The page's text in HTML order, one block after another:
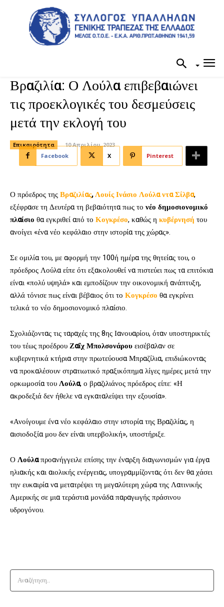
Βραζιλία: Ο Λούλα επιβεβαιώνει
τις προεκλογικές του δεσμεύσεις
μετά την εκλογή του
Επικαιρότητα
10 Απριλίου, 2023
Facebook
X Pinterest
Ο πρόεδρος τηςΒραζιλίας,Λουίς Ινάσιο Λούλα ντα Σίλβα,
εξέφρασε τη Δευτέρα τη βεβαιότητα πως το νέο δημοσιονομικό
πλαίσιο θα εγκριθεί από το Κογκρέσο, καθώς η κυβέρνησή του
ανοίγει «ένα νέο κεφάλαιο στην ιστορία της χώρας».
Σε ομιλία του, με αφορμή την 100ή ημέρα της θητείας του, ο
πρόεδρος Λούλα είπε ότι εξακολουθεί να πιστεύει πως τα επιτόκια
είναι «πολύ υψηλά» και εμποδίζουν την οικονομική ανάπτυξη,
αλλά τόνισε πως είναι βέβαιος ότι το Κογκρέσο θα εγκρίνει
τελικά το νέο δημοσιονομικό πλαίσιο.
Σχολιάζοντας τις ταραχές της 8ης Ιανουαρίου, όταν υποστηρικτές
του τέως προέδρουΖαΐχ Μπολσονάρουεισέβαλαν σε
κυβερνητικά κτήρια στην πρωτεύουσα Μπραζίλια, επιδιώκοντας
να προκαλέσουν στρατιωτικό πραξικόπημα λίγες ημέρες μετά την
ορκωμοσία τουΛούλα, ο βραζιλιάνος πρόεδρος είπε: «Η
ακροδεξιά δεν ήθελε να εγκαταλείψει την εξουσία».
«Ανοίγουμε ένα νέο κεφάλαιο στην ιστορία της Βραζιλίας, η
αισιοδοξία μου δεν είναι υπερβολική», υποστήριξε.
ΟΛούλαπροανήγγειλε επίσης την έναρξη διαγωνισμών για έργα
ηλιακής και αιολικής ενέργειας, υπογραμμίζοντας ότι δεν θα χάσει
την ευκαιρία να μετατρέψει τη μεγαλύτερη χώρα της Λατινικής
Αμερικής σε μια τεράστια μονάδα παραγωγής πράσινου
υδρογόνου.
Αναζήτηση..